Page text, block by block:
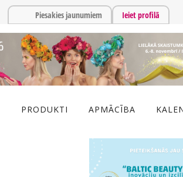
Piesakies jaunumiem Ieiet profilā
PRODUKTI APMĀCĪBA